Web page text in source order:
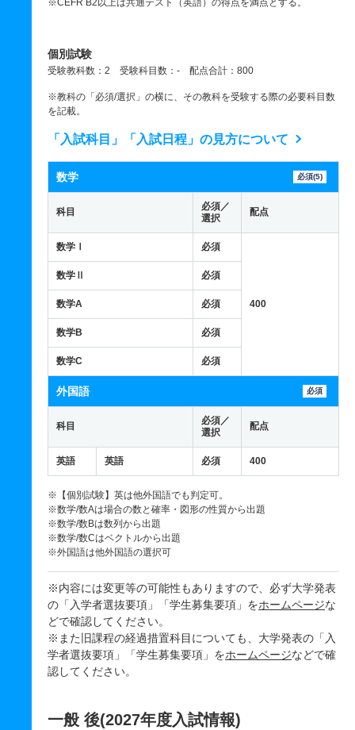
※CEFR B2以上は共通テスト（英語）の得点を満点とする。
個別試験
受験教科数：2 受験科目数：- 配点合計：800
※教科の「必須/選択」の横に、その教科を受験する際の必要科目数
を記載。
「入試科目」「入試日程」の見方について
数学 必須(5)
科目
必須／
選択
配点
数学Ⅰ 必須
400
数学Ⅱ 必須
数学A 必須
数学B 必須
数学C 必須
外国語 必須
科目
必須／
選択
配点
英語 英語 必須 400
※【個別試験】英は他外国語でも判定可。
※数学/数Aは場合の数と確率・図形の性質から出題
※数学/数Bは数列から出題
※数学/数Cはベクトルから出題
※外国語は他外国語の選択可
※内容には変更等の可能性もありますので、必ず大学発表
の「入学者選抜要項」「学生募集要項」をホームページな
どで確認してください。
※また旧課程の経過措置科目についても、大学発表の「入
学者選抜要項」「学生募集要項」をホームページなどで確
認してください。
一般 後(2027年度入試情報)